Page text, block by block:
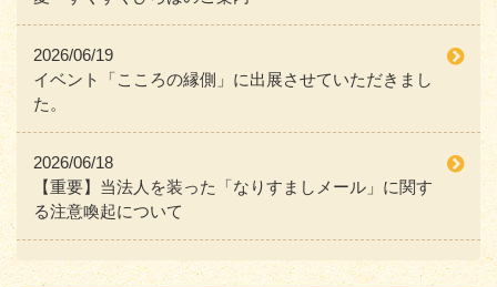
2026/06/19
イベント「こころの縁側」に出展させていただきまし
た。
2026/06/18
【重要】当法人を装った「なりすましメール」に関す
る注意喚起について